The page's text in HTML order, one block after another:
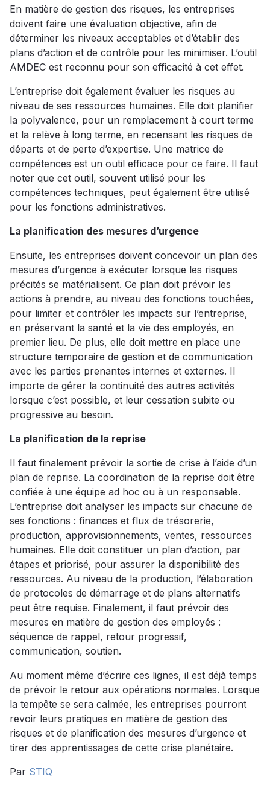
En matière de gestion des risques, les entreprises
doivent faire une évaluation objective, afin de
déterminer les niveaux acceptables et d’établir des
plans d’action et de contrôle pour les minimiser. L’outil
AMDEC est reconnu pour son efficacité à cet effet.
L’entreprise doit également évaluer les risques au
niveau de ses ressources humaines. Elle doit planifier
la polyvalence, pour un remplacement à court terme
et la relève à long terme, en recensant les risques de
départs et de perte d’expertise. Une matrice de
compétences est un outil efficace pour ce faire. Il faut
noter que cet outil, souvent utilisé pour les
compétences techniques, peut également être utilisé
pour les fonctions administratives.
La planification des mesures d’urgence
Ensuite, les entreprises doivent concevoir un plan des
mesures d’urgence à exécuter lorsque les risques
précités se matérialisent. Ce plan doit prévoir les
actions à prendre, au niveau des fonctions touchées,
pour limiter et contrôler les impacts sur l’entreprise,
en préservant la santé et la vie des employés, en
premier lieu. De plus, elle doit mettre en place une
structure temporaire de gestion et de communication
avec les parties prenantes internes et externes. Il
importe de gérer la continuité des autres activités
lorsque c’est possible, et leur cessation subite ou
progressive au besoin.
La planification de la reprise
Il faut finalement prévoir la sortie de crise à l’aide d’un
plan de reprise. La coordination de la reprise doit être
confiée à une équipe ad hoc ou à un responsable.
L’entreprise doit analyser les impacts sur chacune de
ses fonctions : finances et flux de trésorerie,
production, approvisionnements, ventes, ressources
humaines. Elle doit constituer un plan d’action, par
étapes et priorisé, pour assurer la disponibilité des
ressources. Au niveau de la production, l’élaboration
de protocoles de démarrage et de plans alternatifs
peut être requise. Finalement, il faut prévoir des
mesures en matière de gestion des employés :
séquence de rappel, retour progressif,
communication, soutien.
Au moment même d’écrire ces lignes, il est déjà temps
de prévoir le retour aux opérations normales. Lorsque
la tempête se sera calmée, les entreprises pourront
revoir leurs pratiques en matière de gestion des
risques et de planification des mesures d’urgence et
tirer des apprentissages de cette crise planétaire.
Par STIQ